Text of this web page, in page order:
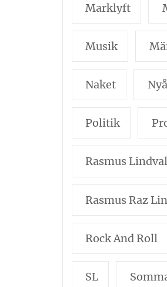
Marklyft
Musik
Naket
Politik
Rasmus
Rasmus Raz
Rock And Roll
SL